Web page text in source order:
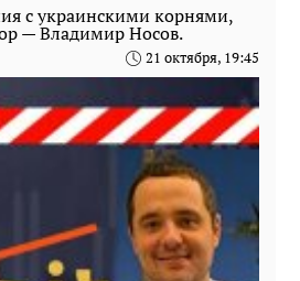
с украинскими корнями,
— Владимир Носов.
21 октября, 19:45